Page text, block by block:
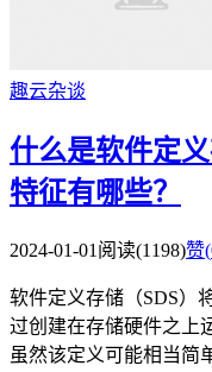
趣云杂谈
什么是软件定
特征有哪些？
2024-01-01 阅读(1198)赞(
软件定义存储（SDS）
过创建在存储硬件之上
虽然该定义可能相当简